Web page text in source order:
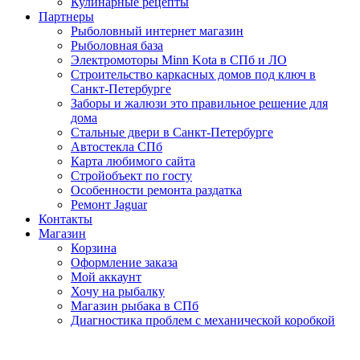
Партнеры
Рыболовный интернет магазин
Рыболовная база
Электромоторы Minn Kota в СПб и ЛО
Строительство каркасных домов под ключ в
Санкт-Петербурге
Заборы и жалюзи это правильное решение для
дома
Стальные двери в Санкт-Петербурге
Автостекла СПб
Карта любимого сайта
Стройобъект по госту
Особенности ремонта раздатка
Ремонт Jaguar
Контакты
Магазин
Корзина
Оформление заказа
Мой аккаунт
Хочу на рыбалку
Магазин рыбака в СПб
Диагностика проблем с механической коробкой